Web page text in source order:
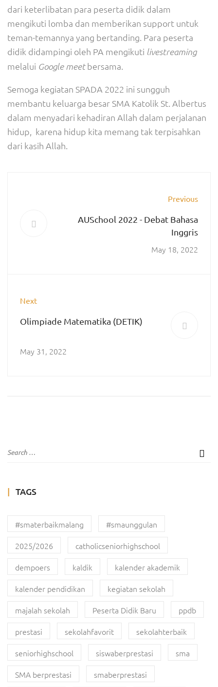
dari keterlibatan para peserta didik dalam
mengikuti lomba dan memberikan support untuk
teman-temannya yang bertanding. Para peserta
didik didampingi oleh PA mengikuti livestreaming
melalui Google meetbersama.
Semoga kegiatan SPADA 2022 ini sungguh
membantu keluarga besar SMA Katolik St. Albertus
dalam menyadari kehadiran Allah dalam perjalanan
hidup, karena hidup kita memang tak terpisahkan
dari kasih Allah.
Previous
AUSchool 2022 - Debat Bahasa
Inggris
May 18, 2022
Next
Olimpiade Matematika (DETIK)
May 31, 2022
TAGS
#smaterbaikmalang
#smaunggulan
2025/2026
catholicseniorhighschool
dempoers
kaldik
kalender akademik
kalender pendidikan
kegiatan sekolah
majalah sekolah
Peserta Didik Baru
ppdb
prestasi
sekolahfavorit
sekolahterbaik
seniorhighschool
siswaberprestasi
sma
SMA berprestasi
smaberprestasi